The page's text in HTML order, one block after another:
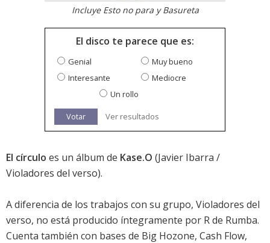
Incluye Esto no para y Basureta
El disco te parece que es:
Genial
Muy bueno
Interesante
Mediocre
Un rollo
Votar Ver resultados
El círculo es un álbum de Kase.O (Javier Ibarra /
Violadores del verso).
A diferencia de los trabajos con su grupo, Violadores del
verso, no está producido íntegramente por R de Rumba.
Cuenta también con bases de Big Hozone, Cash Flow,